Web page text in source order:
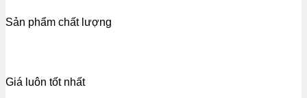
Sản phẩm chất lượng
Giá luôn tốt nhất